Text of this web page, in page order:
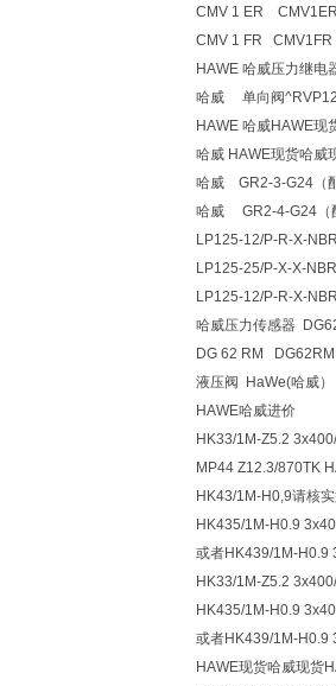
CMV 1 ER
CMV 1 FR CMV1FR
HAWE 哈威压力继电
哈威 单向阀
HAWE 哈威HAWE现
哈威 HAWE现货哈威
哈威 GR2-3-G24（
哈威 GR2-4-G24
LP125-12/P-R-X-
LP125-25/P-X-X-
LP125-12/P-R-X-
哈威压力传感器
DG 62 RM DG62RM
液压阀 HaWe(哈威）
HAWE哈威进价
HK33/1M-Z5.2
MP44 Z12.3/870TK
HK43/1M-H0,9请核
HK435/1M-H0.9
或者HK439/1M-H0.9
HK33/1M-Z5.2
HK435/1M-H0.9
或者HK439/1M-H0.9
HAWE现货哈威现货